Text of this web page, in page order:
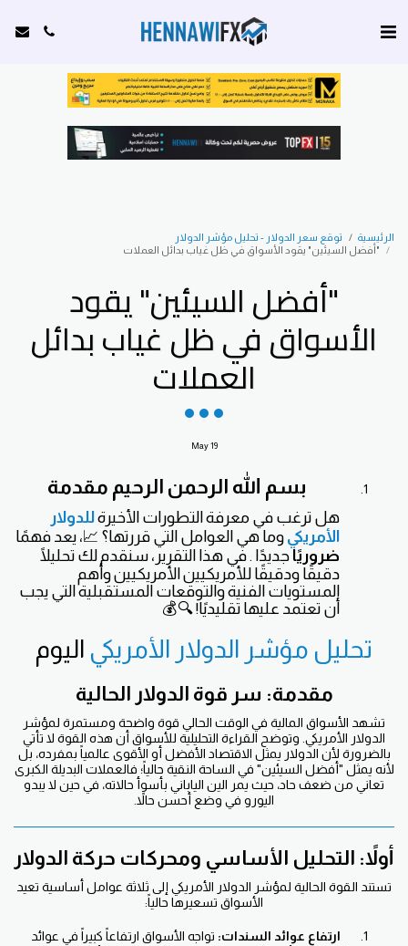
الرئيسية
توقع سعر الدولار - تحليل مؤشر الدولار
"أفضل السيئين" يقود الأسواق في ظل غياب بدائل العملات
"أفضل السيئين" يقود
الأسواق في ظل غياب بدائل
العملات
19
May
بسم الله الرحمن الرحيم مقدمة
هل ترغب في معرفة التطورات الأخيرةللدولار
الأمريكي وما هي العوامل التي قررتها؟ 📈، يعد فهمًا
ضروريًا جديدًا . في هذا التقرير، سنقدم لك تحليلًا
دقيقًا ودقيقًا للأمريكيين الأمريكيين وأهم
المستويات الفنية والتوقعات المستقبلية التي يجب
أن تعتمد عليها تقليديًا! 🔍💰
تحليل مؤشر الدولار الأمريكي اليوم
مقدمة: سر قوة الدولار الحالية
تشهد الأسواق المالية في الوقت الحالي قوة واضحة ومستمرة لمؤشر
الدولار الأمريكي. وتوضح القراءة التحليلية للأسواق أن هذه القوة لا تأتي
بالضرورة لأن الدولار يمثل الاقتصاد الأفضل أو الأقوى عالمياً بمفرده، بل
لأنه يمثل "أفضل السيئين" في الساحة النقية حالياً؛ فالعملات البديلة الكبرى
تعاني من ضعف حاد، حيث يمر الين الياباني بأسوأ حالاته، في حين لا يبدو
اليورو في وضع أحسن حالاً.
أولاً: التحليل الأساسي ومحركات حركة الدولار
تستند القوة الحالية لمؤشر الدولار الأمريكي إلى ثلاثة عوامل أساسية تعيد
الأسواق تسعيرها حالياً:
ارتفاع عوائد السندات: تواجه الأسواق ارتفاعاً كبيراً في عوائد